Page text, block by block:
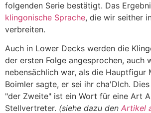
folgenden Serie bestätigt. Das
klingonische Sprache, die wir seither
verbreiten.
Auch in Lower Decks werden die
der ersten Folge angesprochen, auch
nebensächlich war, als die Hauptfigur
Boimler sagte, er sei ihr cha'DIch.
"der Zweite" ist ein Wort für eine Art
Stellvertreter. (siehe dazu den Artikel